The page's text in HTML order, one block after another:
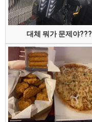
대체 뭐가 문제야???